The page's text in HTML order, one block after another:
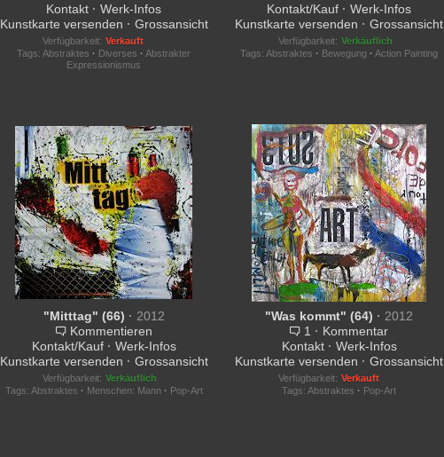
Kontakt · Werk-Infos
Kunstkarte versenden · Grossansicht
Verfügbarkeit: Verkauft
Tags:Abstraktes · Diverses · Abstrakter
Expressionismus
Kontakt/Kauf · Werk-Infos
Kunstkarte versenden · Grossansicht
Verfügbarkeit: Verkäuflich
Tags:Abstraktes · Bewegung · Action Painting
"Mitttag" (66) · 2012
Kommentieren
Kontakt/Kauf · Werk-Infos
Kunstkarte versenden · Grossansicht
Verfügbarkeit: Verkäuflich
Tags: Abstraktes · Menschen: Mann · Pop-Art
"Was kommt" (64) · 2012
1 · Kommentar
Kontakt · Werk-Infos
Kunstkarte versenden · Grossansicht
Verfügbarkeit: Verkauft
Tags:Abstraktes · Pop-Art